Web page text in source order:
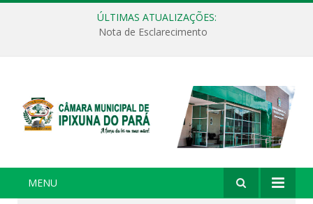
ÚLTIMAS ATUALIZAÇÕES:
Nota de Esclarecimento
MENU